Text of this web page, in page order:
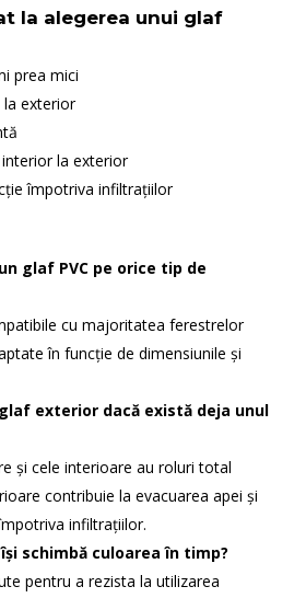
la alegerea unui glaf
prea mici
exterior
la exterior
împotriva infiltrațiilor
glaf PVC pe orice tip de
cu majoritatea ferestrelor
în funcție de dimensiunile și
exterior dacă există deja unul
și cele interioare au roluri total
contribuie la evacuarea apei și
infiltrațiilor.
schimbă culoarea în timp?
pentru a rezista la utilizarea